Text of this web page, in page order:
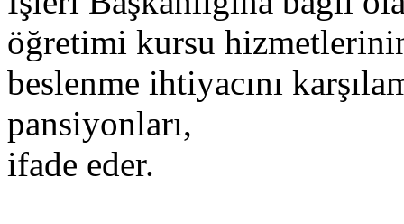
öğretimi kursu
beslenme ihtiyacını
pansiyonları,
ifade eder.